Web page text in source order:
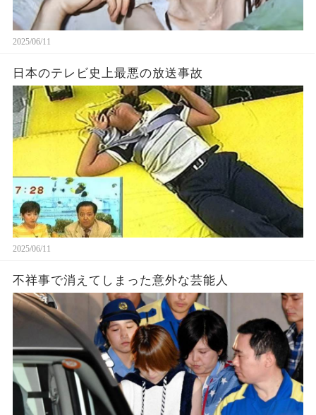
2025/06/11
日本のテレビ史上最悪の放送事故
2025/06/11
不祥事で消えてしまった意外な芸能人